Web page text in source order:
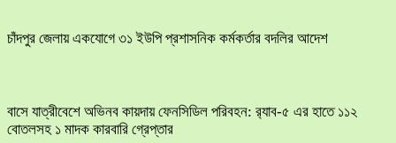
চাঁদপুর জেলায় একযোগে ৩১ ইউপি প্রশাসনিক কর্মকর্তার বদলির আদেশ
বাসে যাত্রীবেশে অভিনব কায়দায় ফেনসিডিল পরিবহন: র‍্যাব-৫ এর হাতে ১১২
বোতলসহ ১ মাদক কারবারি গ্রেপ্তার